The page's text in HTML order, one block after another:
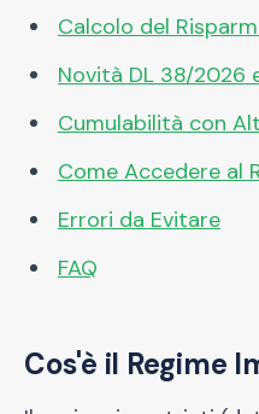
Calcolo del
Novità DL 38/2026
Cumulabilità con
Come Accedere al
Errori da Evitare
FAQ
Cos'è il Regime